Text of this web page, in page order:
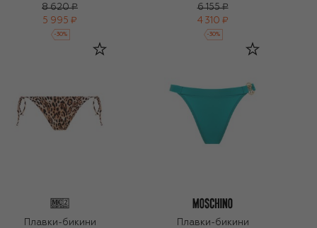
8 620 ₽
5 995 ₽
-30%
6 155 ₽
4 310 ₽
-30%
Плавки-бикини
Плавки-бикини